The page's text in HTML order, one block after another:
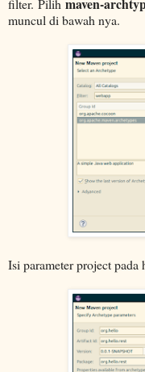
filter. Pilih
muncul di bawah nya.
Isi parameter project